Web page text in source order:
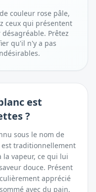
couleur rose pâle,
ceux qui présentent
Prêtez
qu'il n'y a pas
est
?
sous le nom de
traditionnellement
la vapeur, ce qui lui
douce. Présent
apprécié
avec du pain,